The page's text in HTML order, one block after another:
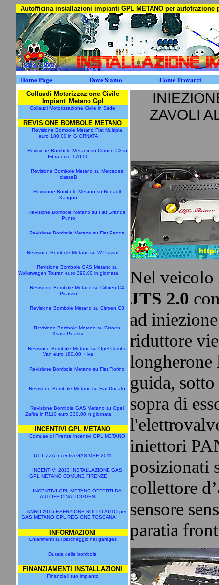
Autofficina installazioni impianti GPL METANO per autotrazione
Home Page Dove Siamo Come Trovarci
Collaudi Motorizzazione Civile
Impianti Metano Gpl
Collaudi Motorizzazione Civile in Sede
REVISIONE BOMBOLE METANO
Revisione Bombole Metano Fiat Multipla
euro 180,00 in GIORNATA
Revisione Bombole Metano su Citroen C3 in
Fibra euro 170,00
Revisione Bombole Metano su Mercedes
classeB
Revisione Bombole Metano su Renault
Kangoo
Revisione Bombole Metano su Fiat Grande
Punto
Revisione Bombole Metano su Fiat Panda
Revisione Bombole Metano su W Passat
Revisione Bombole GAS Metano su
Wolkswagen Touran euro 390,00 in giornata
Revisione Bombole Metano su Citroen C4
Picasso
Revisione Bombole Metano su Citroen C3
Revisione Bombole Metano su Citroen
Xsara Picasso
Revisione Bombole Metano su Opel Combo
Van euro 180,00 + iva
Revisione Bombole Metano su Fiat Fiorino
Revisione Bombole Metano su Fiat Ducato
Revisione Bombole GAS Metano su Opel
Zafira in R110 euro 330,00 in giornata
INCENTIVI GPL METANO
Comune di Firenze incentivi GPL METANO
UTILIZZA Incentivi GAS MSE 2011
INCENTIVI 2013 INSTALLAZIONE GAS
GPL METANO COMUNE FIRENZE
INCENTIVI GPL METANO OFFERTI DA
AUTOFFICINA POGGESI
ANNO 2015 ESENZIONE BOLLO AUTO per
GAS METANO GPL REGIONE TOSCANA
INFORMAZIONI
Chiarimenti sul parcheggio nei garages
Durata delle bombole
FINANZIAMENTI INSTALLAZIONI
Finanzia il tuo impianto
ZAVOLI
Nel veicolo
JTS 2.0
ad
riduttore
longherone
guida,
sopra di
iniettori
posizionati
collettore
sensore
paratia